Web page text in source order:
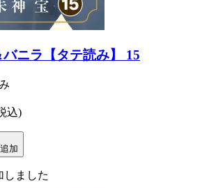
バニラ【タテ読み】 15
込)
加
しました